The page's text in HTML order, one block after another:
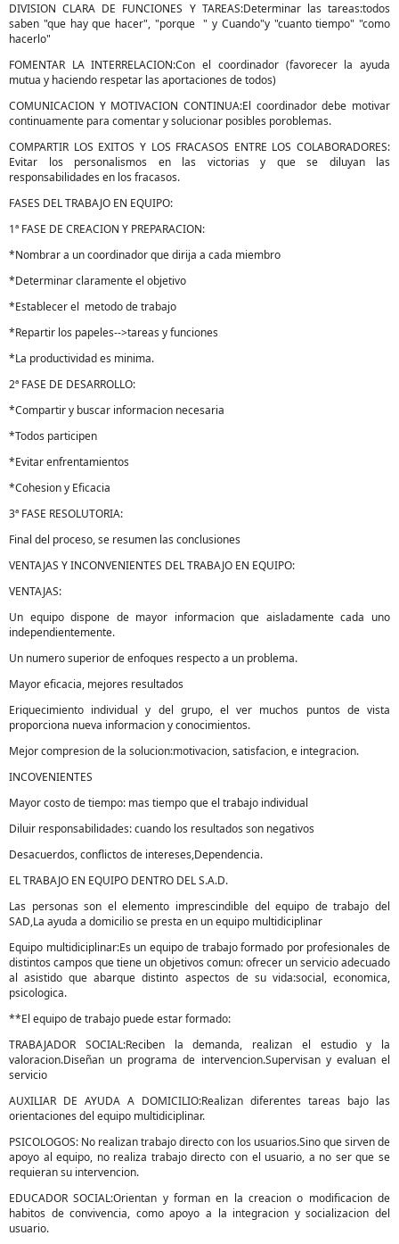
DIVISION CLARA DE FUNCIONES Y TAREAS:Determinar las tareas:todos
saben "que hay que hacer", "porque " y Cuando"y "cuanto tiempo" "como
hacerlo"
FOMENTAR LA INTERRELACION:Con el coordinador (favorecer la ayuda
mutua y haciendo respetar las aportaciones de todos)
COMUNICACION Y MOTIVACION CONTINUA:El coordinador debe motivar
continuamente para comentar y solucionar posibles poroblemas.
COMPARTIR LOS EXITOS Y LOS FRACASOS ENTRE LOS COLABORADORES:
Evitar los personalismos en las victorias y que se diluyan las
responsabilidades en los fracasos.
FASES DEL TRABAJO EN EQUIPO:
1ª FASE DE CREACION Y PREPARACION:
*Nombrar a un coordinador que dirija a cada miembro
*Determinar claramente el objetivo
*Establecer el metodo de trabajo
*Repartir los papeles-->tareas y funciones
*La productividad es minima.
2ª FASE DE DESARROLLO:
*Compartir y buscar informacion necesaria
*Todos participen
*Evitar enfrentamientos
*Cohesion y Eficacia
3ª FASE RESOLUTORIA:
Final del proceso, se resumen las conclusiones
VENTAJAS Y INCONVENIENTES DEL TRABAJO EN EQUIPO:
VENTAJAS:
Un equipo dispone de mayor informacion que aisladamente cada uno
independientemente.
Un numero superior de enfoques respecto a un problema.
Mayor eficacia, mejores resultados
Eriquecimiento individual y del grupo, el ver muchos puntos de vista
proporciona nueva informacion y conocimientos.
Mejor compresion de la solucion:motivacion, satisfacion, e integracion.
INCOVENIENTES
Mayor costo de tiempo: mas tiempo que el trabajo individual
Diluir responsabilidades: cuando los resultados son negativos
Desacuerdos, conflictos de intereses,Dependencia.
EL TRABAJO EN EQUIPO DENTRO DEL S.A.D.
Las personas son el elemento imprescindible del equipo de trabajo del
SAD,La ayuda a domicilio se presta en un equipo multidiciplinar
Equipo multidiciplinar:Es un equipo de trabajo formado por profesionales de
distintos campos que tiene un objetivos comun: ofrecer un servicio adecuado
al asistido que abarque distinto aspectos de su vida:social, economica,
psicologica.
**El equipo de trabajo puede estar formado:
TRABAJADOR SOCIAL:Reciben la demanda, realizan el estudio y la
valoracion.Diseñan un programa de intervencion.Supervisan y evaluan el
servicio
AUXILIAR DE AYUDA A DOMICILIO:Realizan diferentes tareas bajo las
orientaciones del equipo multidiciplinar.
PSICOLOGOS: No realizan trabajo directo con los usuarios.Sino que sirven de
apoyo al equipo, no realiza trabajo directo con el usuario, a no ser que se
requieran su intervencion.
EDUCADOR SOCIAL:Orientan y forman en la creacion o modificacion de
habitos de convivencia, como apoyo a la integracion y socializacion del
usuario.